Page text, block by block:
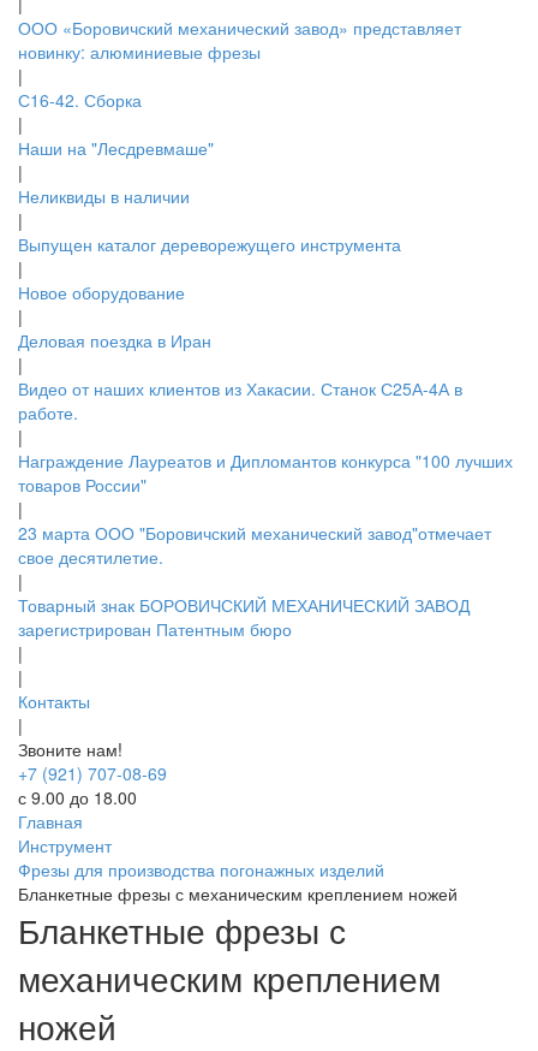
ООО «Боровичский механический завод» представляет
новинку: алюминиевые фрезы
|
С16-42. Сборка
|
Наши на "Лесдревмаше"
|
Неликвиды в наличии
|
Выпущен каталог дереворежущего инструмента
|
Новое оборудование
|
Деловая поездка в Иран
|
Видео от наших клиентов из Хакасии. Станок С25А-4А в
работе.
|
Награждение Лауреатов и Дипломантов конкурса "100 лучших
товаров России"
|
23 марта ООО "Боровичский механический завод"отмечает
свое десятилетие.
|
Товарный знак БОРОВИЧСКИЙ МЕХАНИЧЕСКИЙ ЗАВОД
зарегистрирован Патентным бюро
|
|
Контакты
|
Звоните нам!
+7 (921) 707-08-69
с 9.00 до 18.00
Главная
Инструмент
Фрезы для производства погонажных изделий
Бланкетные фрезы с механическим креплением ножей
Бланкетные фрезы с
механическим креплением
ножей